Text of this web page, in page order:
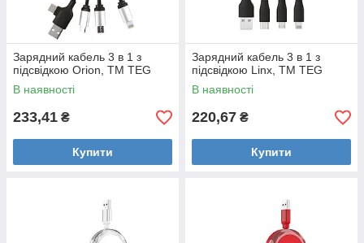
Зарядний кабель 3 в 1 з
підсвідкою Orion, ТМ TEG
В наявності
233,41 ₴
Купити
Зарядний кабель 3 в 1 з
підсвідкою Linx, ТМ TEG
В наявності
220,67 ₴
Купити